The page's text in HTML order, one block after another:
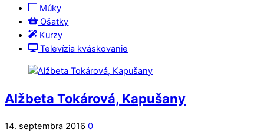
Múky
Ošatky
Kurzy
Televízia kváskovanie
Alžbeta Tokárová, Kapušany
14. septembra 2016 0